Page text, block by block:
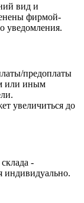
вид и
фирмой-
уведомления.
предоплаты
или иным
увеличиться до
-
индивидуально.